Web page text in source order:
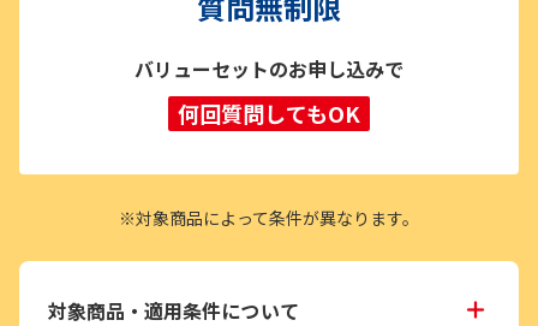
バリューセットのお申し込みで
何回質問してもOK
※対象商品によって条件が異なります。
対象商品・適用条件について